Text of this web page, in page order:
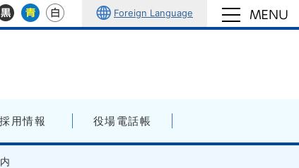
Foreign Language
採用情報 役場電話帳